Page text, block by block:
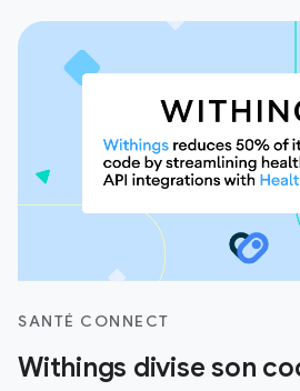
SANTÉ CONNECT
Withings divise son